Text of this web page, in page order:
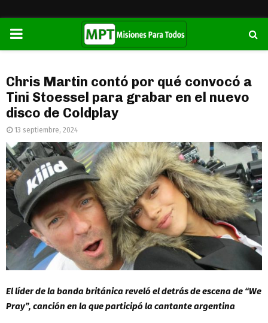
PRIMARY
Chris Martin contó por qué convocó a
Tini Stoessel para grabar en el nuevo
disco de Coldplay
13 septiembre, 2024
El líder de la banda británica reveló el detrás de escena de “We
Pray”, canción en la que participó la cantante argentina